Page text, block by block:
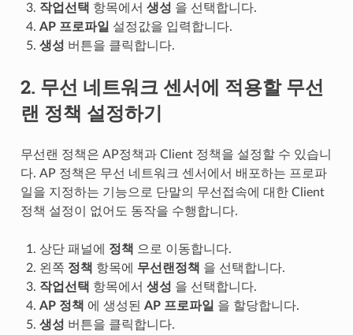
작업선택 항목에서 생성 을 선택합니다.
AP 프로파일 설정값을 입력합니다.
생성 버튼을 클릭합니다.
2. 무선 네트워크 센서에 적용할 무선
랜 정책 설정하기
무선랜 정책은 AP정책과 Client 정책을 설정할 수 있습니
다. AP 정책은 무선 네트워크 센서에서 배포하는 프로파
일을 지정하는 기능으로 단말의 무선접속에 대한 Client
정책 설정이 없어도 동작을 수행합니다.
상단 패널에 정책 으로 이동합니다.
왼쪽 정책 항목에 무선랜정책 을 선택합니다.
작업선택 항목에서 생성 을 선택합니다.
AP 정책 에 생성된 AP 프로파일 을 할당합니다.
생성 버튼을 클릭합니다.